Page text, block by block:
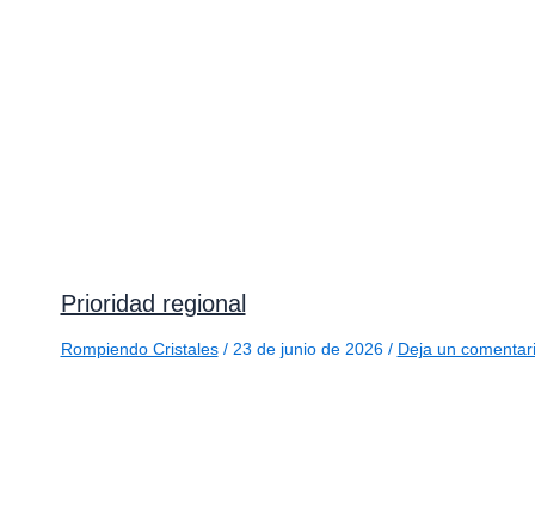
Prioridad regional
Rompiendo Cristales/ 23 de junio de 2026 / Deja un